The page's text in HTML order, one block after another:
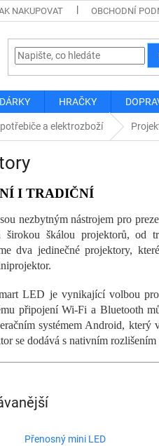
NAKUPOVAT OBCHODNÍ
DÁRKY HRAČKY
a elektrozboží
I TRADIČNÍ
nezbytným nástrojem pro
širokou škálou projektorů, od
dva jedinečné projektory,
LED je vynikající volbou
připojení Wi-Fi a Bluetooth
systémem Android, který
se dodává s nativním
Přenosný mini LED